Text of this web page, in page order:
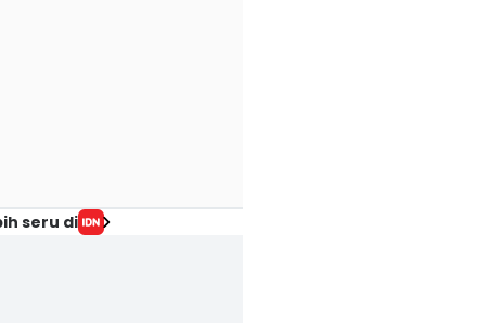
seru di